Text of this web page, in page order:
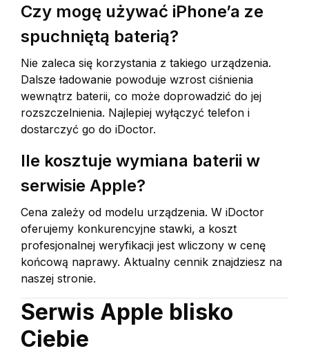
Czy mogę używać iPhone’a ze
spuchniętą baterią?
Nie zaleca się korzystania z takiego urządzenia.
Dalsze ładowanie powoduje wzrost ciśnienia
wewnątrz baterii, co może doprowadzić do jej
rozszczelnienia. Najlepiej wyłączyć telefon i
dostarczyć go do iDoctor.
Ile kosztuje wymiana baterii w
serwisie Apple?
Cena zależy od modelu urządzenia. W iDoctor
oferujemy konkurencyjne stawki, a koszt
profesjonalnej weryfikacji jest wliczony w cenę
końcową naprawy. Aktualny cennik znajdziesz na
naszej stronie.
Serwis Apple blisko
Ciebie